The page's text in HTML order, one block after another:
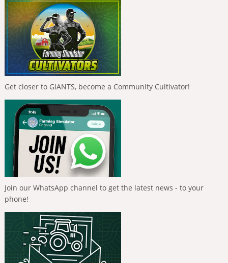
Get closer to GIANTS, become a Community Cultivator!
Join our WhatsApp channel to get the latest news - to your
phone!